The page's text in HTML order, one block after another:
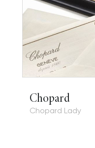
Chopard
Chopard Lady